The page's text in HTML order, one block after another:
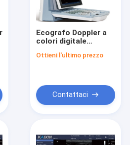
Ecografo Doppler a
colori digitale
Ottieni l'ultimo prezzo
Contattaci